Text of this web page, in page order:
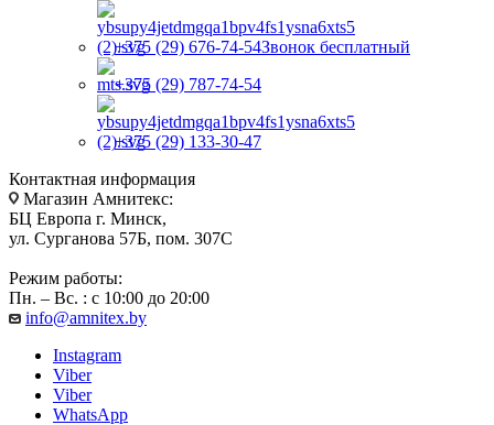
+375 (29) 676-74-54Звонок бесплатный
+375 (29) 787-74-54
+375 (29) 133-30-47
Контактная информация
Магазин Амнитекс:
БЦ Европа г. Минск,
ул. Сурганова 57Б, пом. 307С
Режим работы:
Пн. – Вс. : с 10:00 до 20:00
info@amnitex.by
Instagram
Viber
Viber
WhatsApp